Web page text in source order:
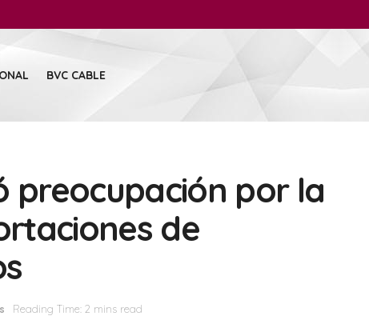
BVC CABLE
preocupación por la
de
Reading Time: 2 mins read